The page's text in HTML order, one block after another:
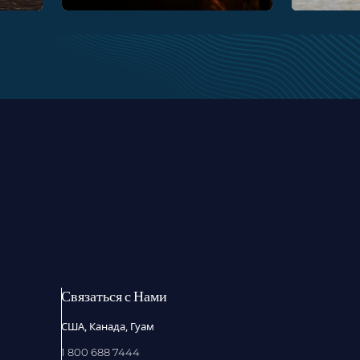
Связаться с Нами
США, Канада, Гуам
1 800 688 7444